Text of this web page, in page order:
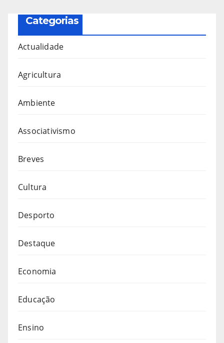
Categorias
Actualidade
Agricultura
Ambiente
Associativismo
Breves
Cultura
Desporto
Destaque
Economia
Educação
Ensino